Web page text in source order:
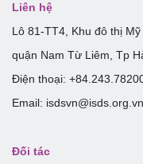
Liên hệ
Lô 81-TT4, Khu đô thị
quận Nam Từ Liêm, Tp
Điện thoại:
Email: isdsvn@isds.org.vn
Đối tác